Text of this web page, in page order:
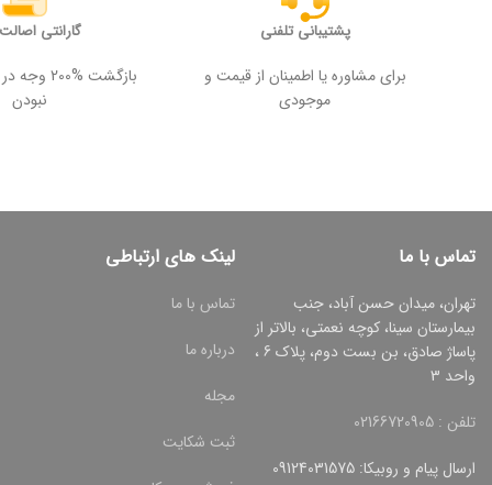
پشتیبانی تلفنی
برای مشاوره یا اطمینان از قیمت و
موجودی
گارانتی اصالت
بازگشت
نبودن
تماس با ما
تهران، میدان حسن آباد، جنب
بیمارستان سینا، کوچه نعمتی، بالاتر از
پاساژ صادق، بن بست دوم، پلاک 6 ،
واحد 3
تلفن : 02166720905
ارسال پیام و روبیکا: 09124031575
لینک های ارتباطی
تماس با ما
درباره ما
مجله
ثبت شکایت